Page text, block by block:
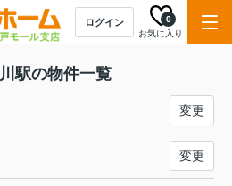
ログイン
お気に入り
0
駅の物件一覧
変更
変更